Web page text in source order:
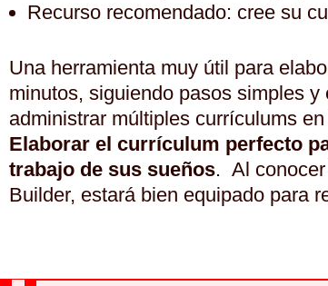
Recurso recomendado: cree su
Una herramienta muy útil para
minutos, siguiendo pasos simples
administrar múltiples currículums
Elaborar el currículum perfecto
trabajo de sus sueños. Al
Builder, estará bien equipado para